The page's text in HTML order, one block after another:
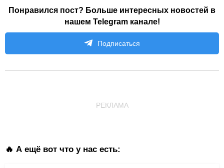
Понравился пост? Больше интересных новостей в
нашем Telegram канале!
Подписаться
РЕКЛАМА
🔥 А ещё вот что у нас есть: